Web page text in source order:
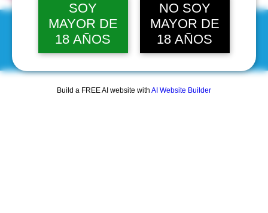
SOY
MAYOR DE
18 AÑOS
NO SOY
MAYOR DE
18 AÑOS
Build a FREE AI website with AI Website Builder
© 2025 by Scantastic.